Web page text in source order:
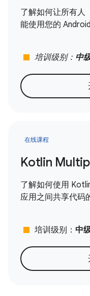
了解如何让所有人
能使用您的 Android
stop 培训级别： 中
在线课程
Kotlin
了解如何使用
应用之间共享代码
stop 培训级别： 中